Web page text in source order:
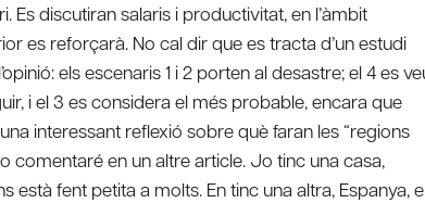
discutiran salaris i productivitat, en l’àmbit
es reforçarà. No cal dir que es tracta d’un estudi
els escenaris 1 i 2 porten al desastre; el 4 es
i el 3 es considera el més probable, encara que
interessant reflexió sobre què faran les “regions
comentaré en un altre article. Jo tinc una casa,
està fent petita a molts. En tinc una altra, Espanya,